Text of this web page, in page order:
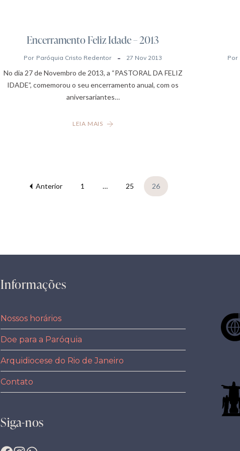
Encerramento Feliz Idade – 2013
Por Paróquia Cristo Redentor 27 Nov 2013
No dia 27 de Novembro de 2013, a “PASTORAL DA FELIZ
IDADE”, comemorou o seu encerramento anual, com os
aniversariantes…
LEIA MAIS
Por
Anterior 1 … 25 26
Informações
Nossos horários
Doe para a Paróquia
Arquidiocese do Rio de Janeiro
Contato
Siga-nos